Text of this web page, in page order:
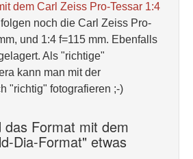
dem Carl Zeiss Pro-Tessar 1:4
noch die Carl Zeiss Pro-
und 1:4 f=115 mm. Ebenfalls
Als "richtige"
kann man mit der
"richtig" fotografieren ;-)
das Format mit dem
Dia-Format" etwas